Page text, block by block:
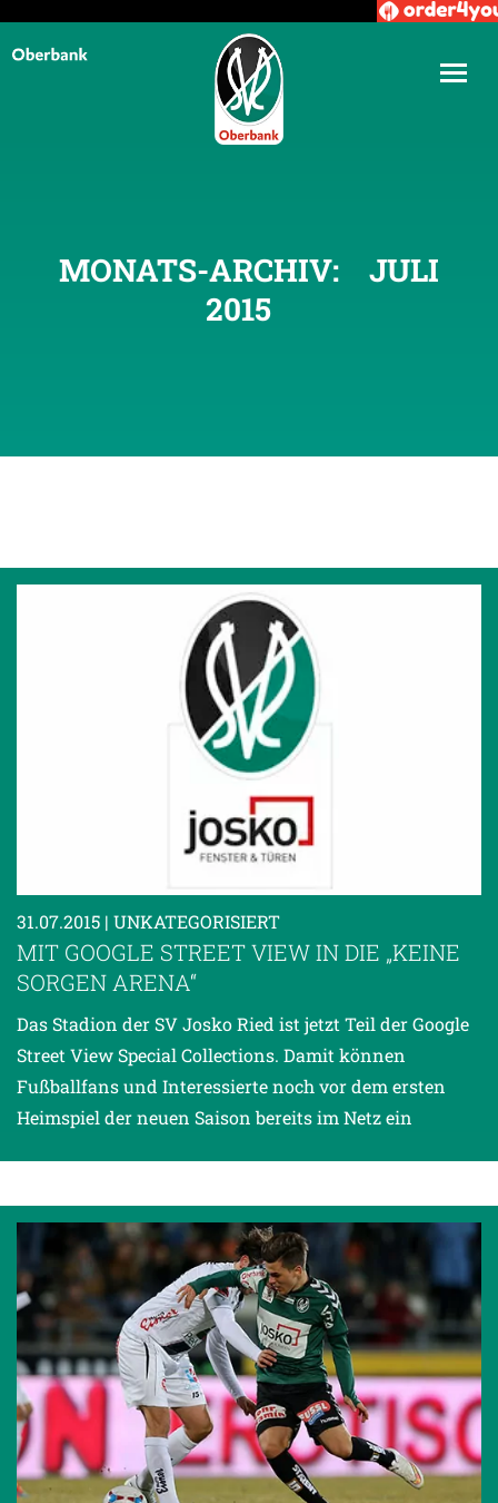
MONATS-ARCHIV:
JULI
2015
31.07.2015 | UNKATEGORISIERT
MIT GOOGLE STREET VIEW IN DIE „KEINE
SORGEN ARENA“
Das Stadion der SV Josko Ried ist jetzt Teil der Google
Street View Special Collections. Damit können
Fußballfans und Interessierte noch vor dem ersten
Heimspiel der neuen Saison bereits im Netz ein